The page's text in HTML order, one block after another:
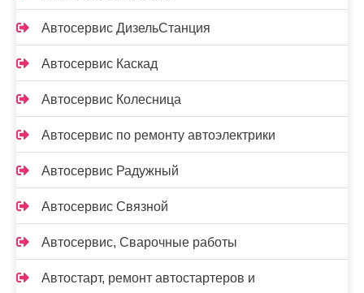
Автосервис ДизельСтанция
Автосервис Каскад
Автосервис Колесница
Автосервис по ремонту автоэлектрики
Автосервис Радужный
Автосервис Связной
Автосервис, Сварочные работы
Автостарт, ремонт автостартеров и